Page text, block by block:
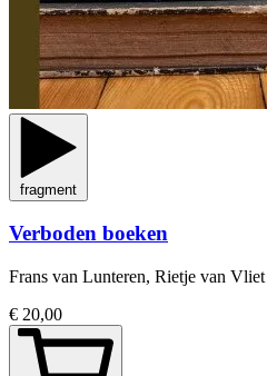
fragment
Verboden boeken
Frans van Lunteren, Rietje van Vliet
€ 20,00